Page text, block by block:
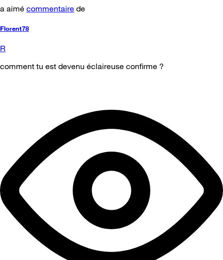
a aimé commentaire de
Florent78
R
comment tu est devenu éclaireuse confirme ?